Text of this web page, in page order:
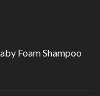
Foam Shampoo